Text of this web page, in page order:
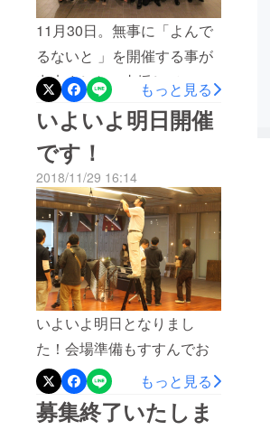
11月30日。無事に「よんで
るないと 」を開催する事が
出来ました！支援していた
だいた皆様、誠にありがと
うございました！イベント
の様子などはフェイスブッ
クページなどに載せさせて
頂きました。これからも未
来の農業を守りながら、
様々なことに挑戦していき
たいと思いますのでよろし
くお願い致します。！！※リ
ターンに関しましては随時
配送していきたいと思いま
すので今しばらくお待ちく
ださい。
もっと見る
いよいよ明日開催
です！
2018/11/29 16:14
いよいよ明日となりまし
た！会場準備もすすんでお
ります。よんでるないと、
当時をお楽しみ☆
もっと見る
募集終了いたしま